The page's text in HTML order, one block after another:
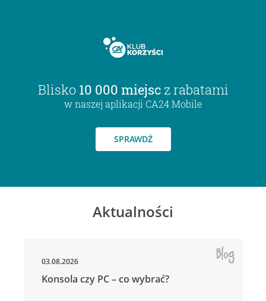
Blisko 10 000 miejsc z rabatami
w naszej aplikacji CA24 Mobile
SPRAWDŹ
Aktualności
03.08.2026
Konsola czy PC – co wybrać?